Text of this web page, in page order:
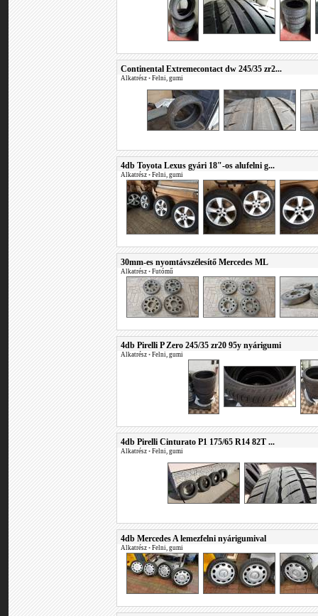
Continental Extremecontact dw 245/35 zr2...
Alkatrész • Felni, gumi
4db Toyota Lexus gyári 18"-os alufelni g...
Alkatrész • Felni, gumi
30mm-es nyomtávszélesítő Mercedes ML
Alkatrész • Futómű
4db Pirelli P Zero 245/35 zr20 95y nyárigumi
Alkatrész • Felni, gumi
4db Pirelli Cinturato P1 175/65 R14 82T ...
Alkatrész • Felni, gumi
4db Mercedes A lemezfelni nyárigumival
Alkatrész • Felni, gumi